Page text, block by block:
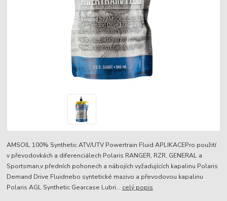
AMSOIL 100% Synthetic ATV/UTV Powertrain Fluid APLIKACEPro použití
v převodovkách a diferenciálech Polaris RANGER, RZR, GENERAL a
Sportsman,v předních pohonech a nábojích vyžadujících kapalinu Polaris
Demand Drive Fluidnebo syntetické mazivo a převodovou kapalinu
Polaris AGL Synthetic Gearcase Lubri... celý popis